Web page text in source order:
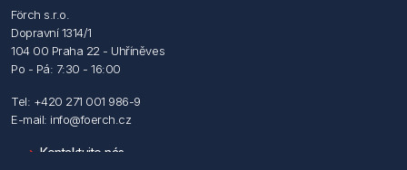
Förch s.r.o.
Dopravní 1314/1
104 00 Praha 22 - Uhříněves
Po - Pá: 7:30 - 16:00
Tel: +420 271 001 986-9
E-mail: info@foerch.cz
Kontaktujte nás